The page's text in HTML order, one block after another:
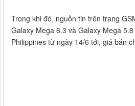
Trong khi đó, nguồn tin trên trang
Galaxy Mega 6.3 và Galaxy Mega
Philippines từ ngày 14/6 tới, giá bán